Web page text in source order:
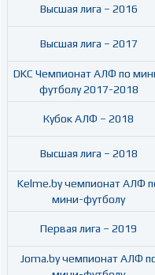
Высшая лига – 2016
Высшая лига – 2017
DKC Чемпионат АЛФ по
футболу 2017-2018
Кубок АЛФ – 2018
Высшая лига – 2018
Kelme.by чемпионат АЛФ
мини-футболу
Первая лига – 2019
Joma.by чемпионат АЛФ